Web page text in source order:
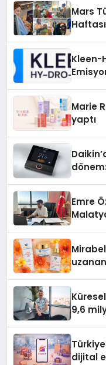
Mars
Kleen-
Marie
yaptı
Emre
9,6
dijital